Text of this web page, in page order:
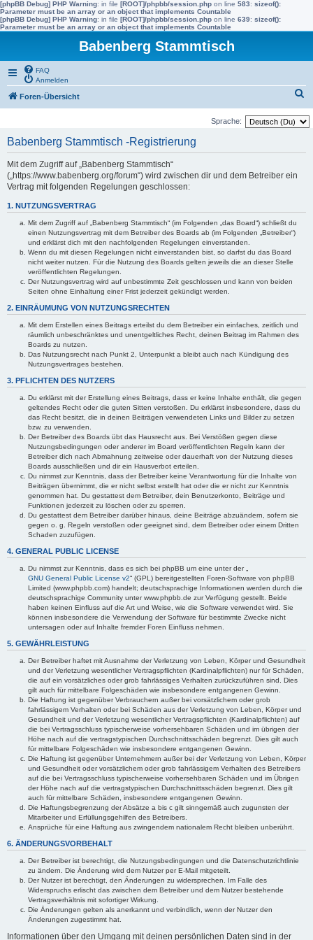
[phpBB Debug] PHP Warning: in file [ROOT]/phpbb/session.php on line 583: sizeof():
Parameter must be an array or an object that implements Countable
[phpBB Debug] PHP Warning: in file [ROOT]/phpbb/session.php on line 639: sizeof():
Parameter must be an array or an object that implements Countable
Babenberg Stammtisch
FAQ
Anmelden
Foren-Übersicht
c
Sprache:
Babenberg Stammtisch -Registrierung
Mit dem Zugriff auf „Babenberg Stammtisch“
(„https://www.babenberg.org/forum“) wird zwischen dir und dem Betreiber ein
Vertrag mit folgenden Regelungen geschlossen:
1. NUTZUNGSVERTRAG
Mit dem Zugriff auf „Babenberg Stammtisch“ (im Folgenden „das Board“) schließt du
einen Nutzungsvertrag mit dem Betreiber des Boards ab (im Folgenden „Betreiber“)
und erklärst dich mit den nachfolgenden Regelungen einverstanden.
Wenn du mit diesen Regelungen nicht einverstanden bist, so darfst du das Board
nicht weiter nutzen. Für die Nutzung des Boards gelten jeweils die an dieser Stelle
veröffentlichten Regelungen.
Der Nutzungsvertrag wird auf unbestimmte Zeit geschlossen und kann von beiden
Seiten ohne Einhaltung einer Frist jederzeit gekündigt werden.
2. EINRÄUMUNG VON NUTZUNGSRECHTEN
Mit dem Erstellen eines Beitrags erteilst du dem Betreiber ein einfaches, zeitlich und
räumlich unbeschränktes und unentgeltliches Recht, deinen Beitrag im Rahmen des
Boards zu nutzen.
Das Nutzungsrecht nach Punkt 2, Unterpunkt a bleibt auch nach Kündigung des
Nutzungsvertrages bestehen.
3. PFLICHTEN DES NUTZERS
Du erklärst mit der Erstellung eines Beitrags, dass er keine Inhalte enthält, die gegen
geltendes Recht oder die guten Sitten verstoßen. Du erklärst insbesondere, dass du
das Recht besitzt, die in deinen Beiträgen verwendeten Links und Bilder zu setzen
bzw. zu verwenden.
Der Betreiber des Boards übt das Hausrecht aus. Bei Verstößen gegen diese
Nutzungsbedingungen oder anderer im Board veröffentlichten Regeln kann der
Betreiber dich nach Abmahnung zeitweise oder dauerhaft von der Nutzung dieses
Boards ausschließen und dir ein Hausverbot erteilen.
Du nimmst zur Kenntnis, dass der Betreiber keine Verantwortung für die Inhalte von
Beiträgen übernimmt, die er nicht selbst erstellt hat oder die er nicht zur Kenntnis
genommen hat. Du gestattest dem Betreiber, dein Benutzerkonto, Beiträge und
Funktionen jederzeit zu löschen oder zu sperren.
Du gestattest dem Betreiber darüber hinaus, deine Beiträge abzuändern, sofern sie
gegen o. g. Regeln verstoßen oder geeignet sind, dem Betreiber oder einem Dritten
Schaden zuzufügen.
4. GENERAL PUBLIC LICENSE
Du nimmst zur Kenntnis, dass es sich bei phpBB um eine unter der „
GNU General Public License v2“ (GPL) bereitgestellten Foren-Software von phpBB
Limited (www.phpbb.com) handelt; deutschsprachige Informationen werden durch die
deutschsprachige Community unter www.phpbb.de zur Verfügung gestellt. Beide
haben keinen Einfluss auf die Art und Weise, wie die Software verwendet wird. Sie
können insbesondere die Verwendung der Software für bestimmte Zwecke nicht
untersagen oder auf Inhalte fremder Foren Einfluss nehmen.
5. GEWÄHRLEISTUNG
Der Betreiber haftet mit Ausnahme der Verletzung von Leben, Körper und Gesundheit
und der Verletzung wesentlicher Vertragspflichten (Kardinalpflichten) nur für Schäden,
die auf ein vorsätzliches oder grob fahrlässiges Verhalten zurückzuführen sind. Dies
gilt auch für mittelbare Folgeschäden wie insbesondere entgangenen Gewinn.
Die Haftung ist gegenüber Verbrauchern außer bei vorsätzlichem oder grob
fahrlässigem Verhalten oder bei Schäden aus der Verletzung von Leben, Körper und
Gesundheit und der Verletzung wesentlicher Vertragspflichten (Kardinalpflichten) auf
die bei Vertragsschluss typischerweise vorhersehbaren Schäden und im übrigen der
Höhe nach auf die vertragstypischen Durchschnittsschäden begrenzt. Dies gilt auch
für mittelbare Folgeschäden wie insbesondere entgangenen Gewinn.
Die Haftung ist gegenüber Unternehmern außer bei der Verletzung von Leben, Körper
und Gesundheit oder vorsätzlichem oder grob fahrlässigem Verhalten des Betreibers
auf die bei Vertragsschluss typischerweise vorhersehbaren Schäden und im Übrigen
der Höhe nach auf die vertragstypischen Durchschnittsschäden begrenzt. Dies gilt
auch für mittelbare Schäden, insbesondere entgangenen Gewinn.
Die Haftungsbegrenzung der Absätze a bis c gilt sinngemäß auch zugunsten der
Mitarbeiter und Erfüllungsgehilfen des Betreibers.
Ansprüche für eine Haftung aus zwingendem nationalem Recht bleiben unberührt.
6. ÄNDERUNGSVORBEHALT
Der Betreiber ist berechtigt, die Nutzungsbedingungen und die Datenschutzrichtlinie
zu ändern. Die Änderung wird dem Nutzer per E-Mail mitgeteilt.
Der Nutzer ist berechtigt, den Änderungen zu widersprechen. Im Falle des
Widerspruchs erlischt das zwischen dem Betreiber und dem Nutzer bestehende
Vertragsverhältnis mit sofortiger Wirkung.
Die Änderungen gelten als anerkannt und verbindlich, wenn der Nutzer den
Änderungen zugestimmt hat.
Informationen über den Umgang mit deinen persönlichen Daten sind in der